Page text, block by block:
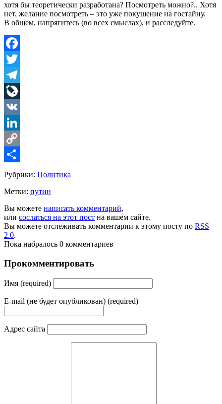
хотя бы теоретически разработана? Посмотреть можно?.. Хотя
нет, желание посмотреть – это уже покушение на гостайну.
В общем, напрягитесь (во всех смыслах), и расследуйте.
Facebook
Twitter
Telegram
LiveJournal
VK
LinkedIn
Copy
Link
Share
Рубрики: Политика
Метки: путин
Вы можете написать комментарий,
или сослаться на этот пост на вашем сайте.
Вы можете отслеживать комментарии к этому посту по RSS
2.0.
Пока набралось 0 комментариев
Прокомментировать
Имя (required)
E-mail (не будет опубликован) (required)
Адрес сайта